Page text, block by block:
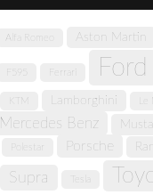
Alfa Romeo Aston Martin
Ford
Lamborghini
Mercedes Benz
Porsche
Supra